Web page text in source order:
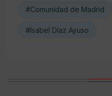
#Comunidad de Madrid
#Isabel Díaz Ayuso